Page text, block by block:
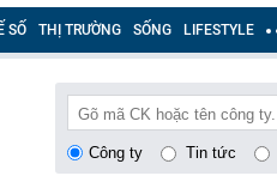
SỐ THỊ TRƯỜNG SỐNG LIFESTYLE
Công ty Tin tức